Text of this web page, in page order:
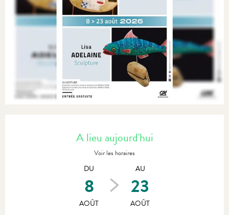
A lieu aujourd'hui
Voir les horaires
DU
8
AOÛT
AU
23
AOÛT